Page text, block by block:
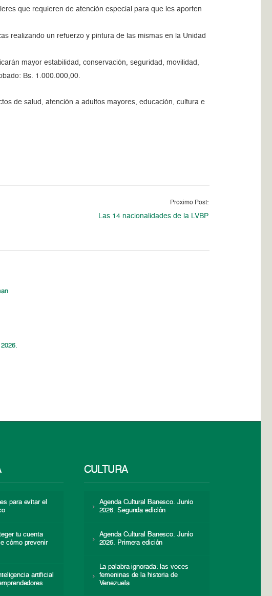
que requieren de atención especial para que les aporten
realizando un refuerzo y pintura de las mismas en la Unidad
mayor estabilidad, conservación, seguridad, movilidad,
Bs. 1.000.000,00.
de salud, atención a adultos mayores, educación, cultura e
Proximo Post:
Las 14 nacionalidades de la LVBP
para evitar el
tu cuenta
cómo prevenir
artificial
CULTURA
Agenda Cultural Banesco. Junio
2026. Segunda edición
Agenda Cultural Banesco. Junio
2026. Primera edición
La palabra ignorada: las voces
femeninas de la historia de
Venezuela